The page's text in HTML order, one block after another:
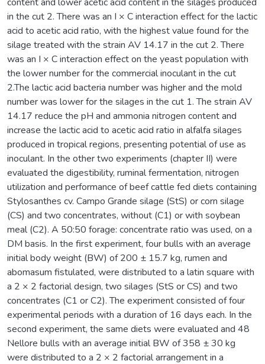
in the cut 2. There was an I × C interaction effect for the lactic
acid to acetic acid ratio, with the highest value found for the
silage treated with the strain AV 14.17 in the cut 2. There
was an I × C interaction effect on the yeast population with
the lower number for the commercial inoculant in the cut
2.The lactic acid bacteria number was higher and the mold
number was lower for the silages in the cut 1. The strain AV
14.17 reduce the pH and ammonia nitrogen content and
increase the lactic acid to acetic acid ratio in alfalfa silages
produced in tropical regions, presenting potential of use as
inoculant. In the other two experiments (chapter II) were
evaluated the digestibility, ruminal fermentation, nitrogen
utilization and performance of beef cattle fed diets containing
Stylosanthes cv. Campo Grande silage (StS) or corn silage
(CS) and two concentrates, without (C1) or with soybean
meal (C2). A 50:50 forage: concentrate ratio was used, on a
DM basis. In the first experiment, four bulls with an average
initial body weight (BW) of 200 ± 15.7 kg, rumen and
abomasum fistulated, were distributed to a latin square with
a 2 × 2 factorial design, two silages (StS or CS) and two
concentrates (C1 or C2). The experiment consisted of four
experimental periods with a duration of 16 days each. In the
second experiment, the same diets were evaluated and 48
Nellore bulls with an average initial BW of 358 ± 30 kg
were distributed to a 2 × 2 factorial arrangement in a